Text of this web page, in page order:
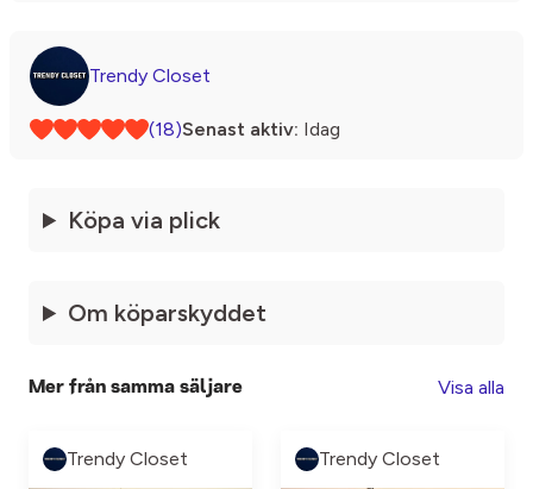
Trendy Closet
(18)Senast aktiv: Idag
Köpa via plick
Om köparskyddet
Mer från samma säljare Visa alla
Trendy Closet Trendy Closet